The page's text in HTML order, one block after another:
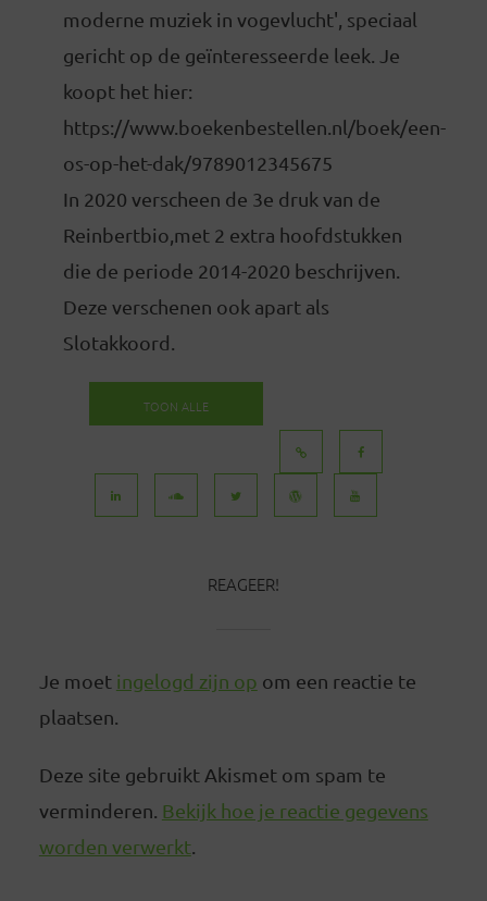
moderne muziek in vogevlucht', speciaal
gericht op de geïnteresseerde leek. Je
koopt het hier:
https://www.boekenbestellen.nl/boek/een-
os-op-het-dak/9789012345675
In 2020 verscheen de 3e druk van de
Reinbertbio,met 2 extra hoofdstukken
die de periode 2014-2020 beschrijven.
Deze verschenen ook apart als
Slotakkoord.
TOON ALLE
REAGEER!
Je moet ingelogd zijn op om een reactie te
plaatsen.
Deze site gebruikt Akismet om spam te
verminderen. Bekijk hoe je reactie gegevens
worden verwerkt.